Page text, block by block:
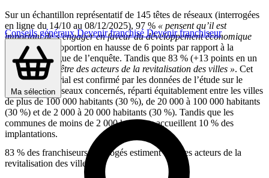
Conseils générauxDevenir franchisé Devenir franchiseur
Ma sélection
Sur un échantillon représentatif de 145 têtes de réseaux (interrogées
en ligne du 14/10 au 08/12/2025), 97 % « pensent qu’il est
important de s’engager en faveur du développement économique
local »
, une proportion en hausse de 6 points par rapport à la
précédente vague de l’enquête. Tandis que 83 % (+13 points en un
an) « estiment être des acteurs de la revitalisation des villes ». Cet
ancrage territorial est confirmé par les données de l’étude sur le
maillage des réseaux concernés, réparti équitablement entre les villes
de plus de 100 000 habitants (30 %), de 20 000 à 100 000 habitants
(30 %) et de 2 000 à 20 000 habitants (30 %). Tandis que les
communes de moins de 2 000 habitants accueillent 10 % des
implantations.
83 % des franchiseurs interrogés estiment être des acteurs de la
revitalisation des villes